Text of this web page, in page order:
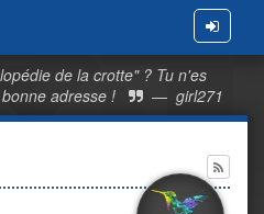
Menu
de la crotte" ? Tu n'es
adresse !
— girl271